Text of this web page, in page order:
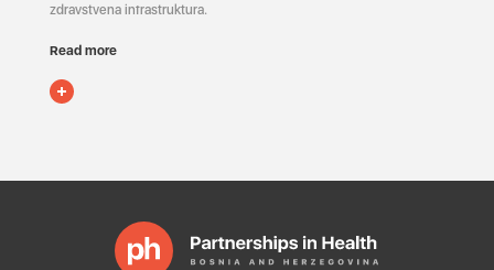
zdravstvena infrastruktura.
Read more